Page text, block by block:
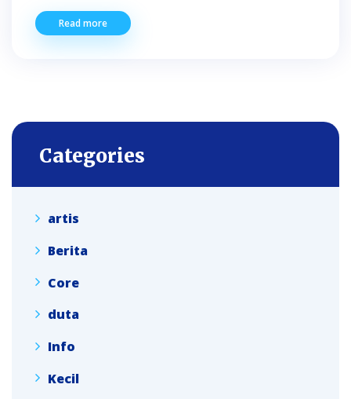
Read more
Categories
artis
Berita
Core
duta
Info
Kecil